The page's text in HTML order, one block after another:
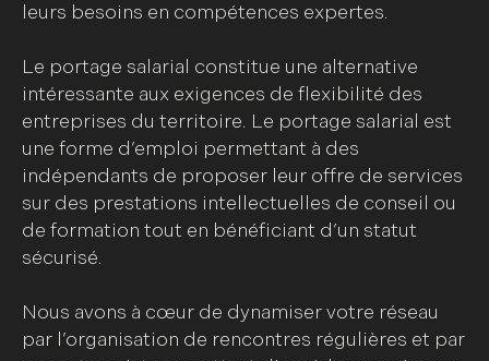
leurs besoins en compétences expertes.
Le portage salarial constitue une alternative
intéressante aux exigences de flexibilité des
entreprises du territoire. Le portage salarial est
une forme d’emploi permettant à des
indépendants de proposer leur offre de services
sur des prestations intellectuelles de conseil ou
de formation tout en bénéficiant d’un statut
sécurisé.
Nous avons à cœur de dynamiser votre réseau
par l’organisation de rencontres régulières et par